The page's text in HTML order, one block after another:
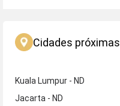
Cidades próximas
Kuala Lumpur - ND
Jacarta - ND